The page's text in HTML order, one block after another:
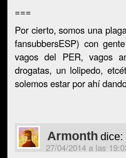
===
Por cierto, somos una
fansubbersESP) con
vagos del PER, vagos
drogatas, un lolipedo,
solemos estar por ahí
Armonth dice:
27/04/2014 a las